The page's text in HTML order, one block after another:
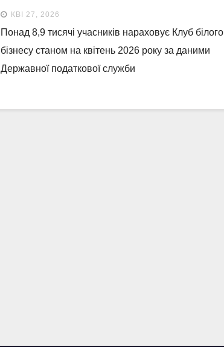
КВІ 27, 2026
Понад 8,9 тисячі учасників нараховує Клуб білого
бізнесу станом на квітень 2026 року за даними
Державної податкової служби